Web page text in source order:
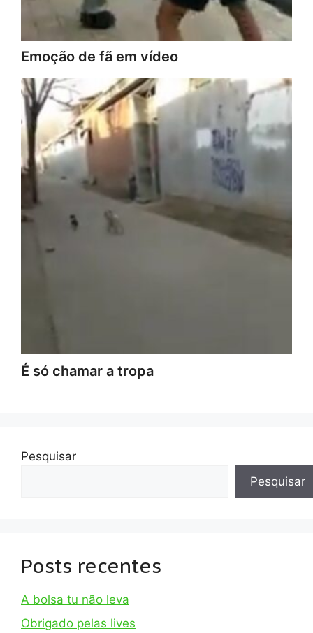
Emoção de fã em vídeo
É só chamar a tropa
Pesquisar
Pesquisar
Posts recentes
A bolsa tu não leva
Obrigado pelas lives